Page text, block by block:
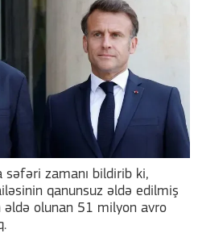
səfəri zamanı bildirib ki,
qanunsuz əldə edilmiş
əldə olunan 51 milyon avro